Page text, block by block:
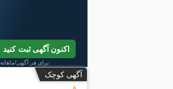
اکنون آگهی ثبت کنید
*برای هر آگهی/ماهانه
آگهی کوچک